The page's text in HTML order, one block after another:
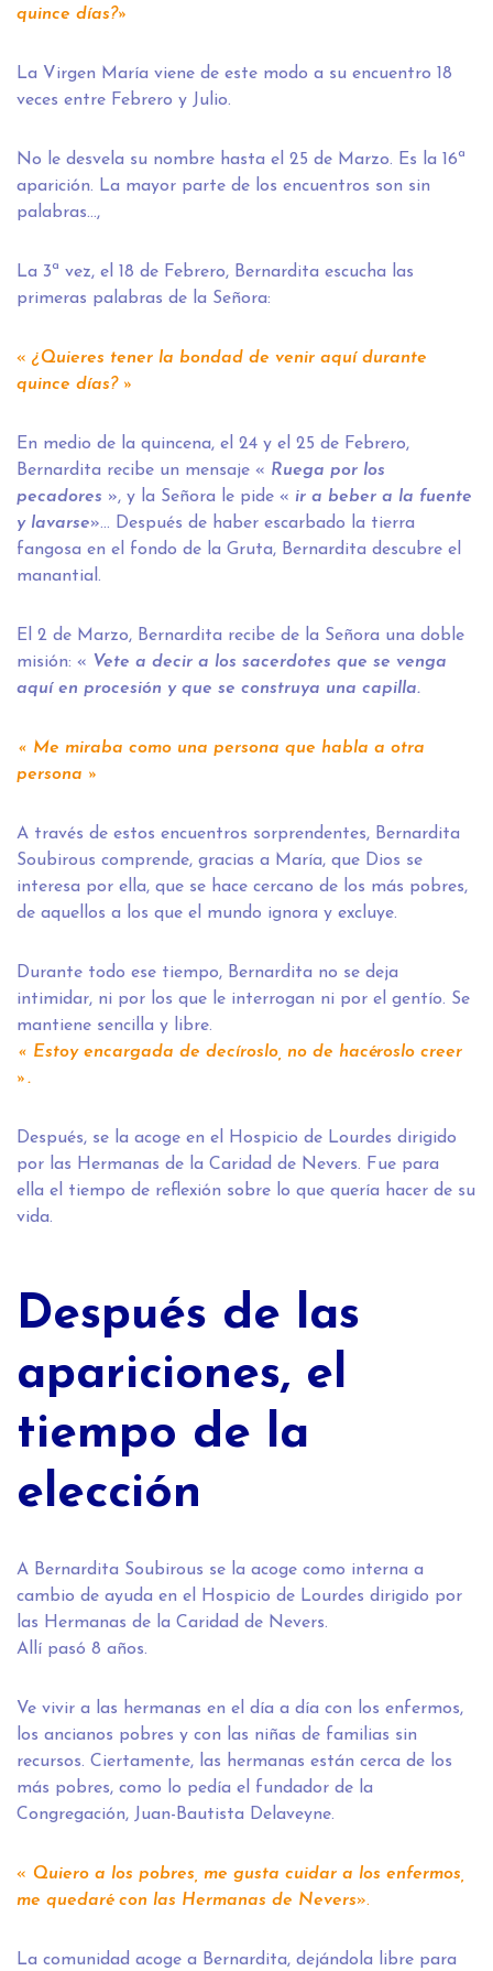
quince días?»
La Virgen María viene de este modo a su encuentro 18
veces entre Febrero y Julio.
No le desvela su nombre hasta el 25 de Marzo. Es la 16ª
aparición. La mayor parte de los encuentros son sin
palabras…,
La 3ª vez, el 18 de Febrero, Bernardita escucha las
primeras palabras de la Señora:
« ¿Quieres tener la bondad de venir aquí durante
quince días? »
En medio de la quincena, el 24 y el 25 de Febrero,
Bernardita recibe un mensaje « Ruega por los
pecadores », y la Señora le pide « ir a beber a la fuente
y lavarse»… Después de haber escarbado la tierra
fangosa en el fondo de la Gruta, Bernardita descubre el
manantial.
El 2 de Marzo, Bernardita recibe de la Señora una doble
misión: « Vete a decir a los sacerdotes que se venga
aquí en procesión y que se construya una capilla.
« Me miraba como una persona que habla a otra
persona »
A través de estos encuentros sorprendentes, Bernardita
Soubirous comprende, gracias a María, que Dios se
interesa por ella, que se hace cercano de los más pobres,
de aquellos a los que el mundo ignora y excluye.
Durante todo ese tiempo, Bernardita no se deja
intimidar, ni por los que le interrogan ni por el gentío. Se
mantiene sencilla y libre.
« Estoy encargada de decíroslo, no de hacéroslo creer
».
Después, se la acoge en el Hospicio de Lourdes dirigido
por las Hermanas de la Caridad de Nevers. Fue para
ella el tiempo de reflexión sobre lo que quería hacer de su
vida.
Después de las
apariciones, el
tiempo de la
elección
A Bernardita Soubirous se la acoge como interna a
cambio de ayuda en el Hospicio de Lourdes dirigido por
las Hermanas de la Caridad de Nevers.
Allí pasó 8 años.
Ve vivir a las hermanas en el día a día con los enfermos,
los ancianos pobres y con las niñas de familias sin
recursos. Ciertamente, las hermanas están cerca de los
más pobres, como lo pedía el fundador de la
Congregación, Juan-Bautista Delaveyne.
« Quiero a los pobres, me gusta cuidar a los enfermos,
me quedaré con las Hermanas de Nevers».
La comunidad acoge a Bernardita, dejándola libre para